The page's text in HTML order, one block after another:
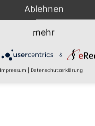
Ablehnen
mehr
&
Impressum Datenschutzerklärung